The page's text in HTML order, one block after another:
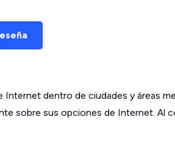
dentro de ciudades y áreas
sobre sus opciones de Internet. Al